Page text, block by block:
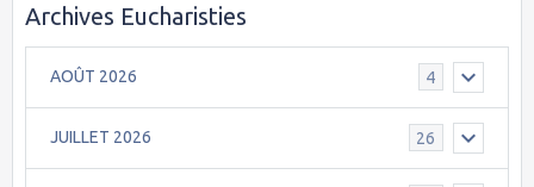
Archives Eucharisties
AOÛT 2026 4
JUILLET 2026 26